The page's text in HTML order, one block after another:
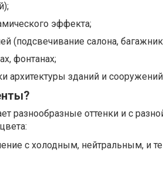
эффекта;
(подсвечивание салона,
фонтанах;
архитектуры зданий и сооружений
разнообразные оттенки и с
с холодным, нейтральным, и